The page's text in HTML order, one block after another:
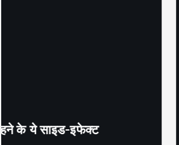
सेक्स के अलावा भी कंडोम का